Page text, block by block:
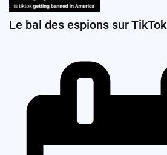
Le bal des espions sur TikTok